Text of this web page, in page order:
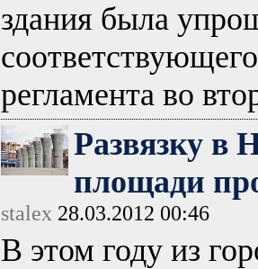
здания была
регламента во
Развязку в
площади
stalex 28.03.2012 00:46
В этом году из